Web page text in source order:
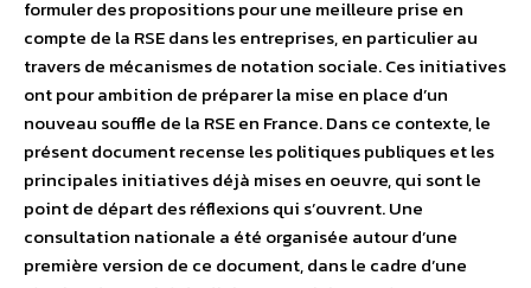
formuler des propositions pour une meilleure prise en
compte de la RSE dans les entreprises, en particulier au
travers de mécanismes de notation sociale. Ces initiatives
ont pour ambition de préparer la mise en place d’un
nouveau souffle de la RSE en France. Dans ce contexte, le
présent document recense les politiques publiques et les
principales initiatives déjà mises en oeuvre, qui sont le
point de départ des réflexions qui s’ouvrent. Une
consultation nationale a été organisée autour d’une
première version de ce document, dans le cadre d’une